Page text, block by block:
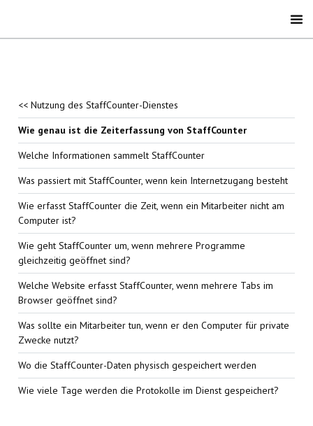
<< Nutzung des StaffCounter-Dienstes
Wie genau ist die Zeiterfassung von StaffCounter
Welche Informationen sammelt StaffCounter
Was passiert mit StaffCounter, wenn kein Internetzugang besteht
Wie erfasst StaffCounter die Zeit, wenn ein Mitarbeiter nicht am
Computer ist?
Wie geht StaffCounter um, wenn mehrere Programme
gleichzeitig geöffnet sind?
Welche Website erfasst StaffCounter, wenn mehrere Tabs im
Browser geöffnet sind?
Was sollte ein Mitarbeiter tun, wenn er den Computer für private
Zwecke nutzt?
Wo die StaffCounter-Daten physisch gespeichert werden
Wie viele Tage werden die Protokolle im Dienst gespeichert?